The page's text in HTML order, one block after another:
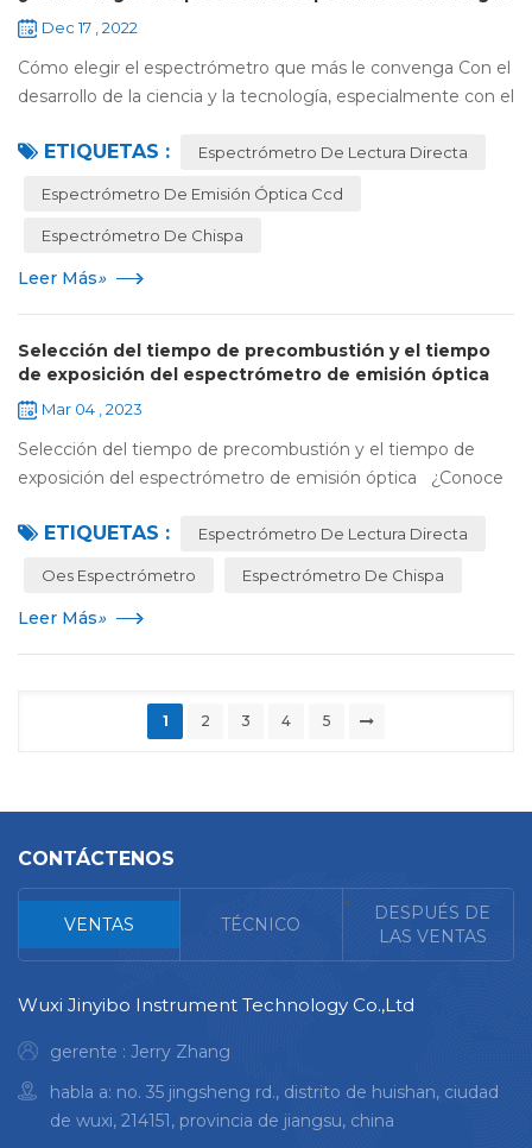
Dec 17 , 2022
Cómo elegir el espectrómetro que más le convenga Con el
desarrollo de la ciencia y la tecnología, especialmente con el
constantemente el des...
ETIQUETAS : Espectrómetro De Lectura Directa
Espectrómetro De Emisión Óptica Ccd
Espectrómetro De Chispa
Leer Más»
Selección del tiempo de precombustión y el tiempo
de exposición del espectrómetro de emisión óptica
Mar 04 , 2023
Selección del tiempo de precombustión y el tiempo de
exposición del espectrómetro de emisión óptica ¿Conoce
exposición para el espectrómet...
ETIQUETAS : Espectrómetro De Lectura Directa
Oes Espectrómetro Espectrómetro De Chispa
Leer Más»
1 2 3 4 5
CONTÁCTENOS
VENTAS TÉCNICO
<
DESPUÉS DE
LAS VENTAS
Wuxi Jinyibo Instrument Technology Co.,Ltd
gerente : Jerry Zhang
habla a: no. 35 jingsheng rd., distrito de huishan, ciudad
de wuxi, 214151, provincia de jiangsu, china